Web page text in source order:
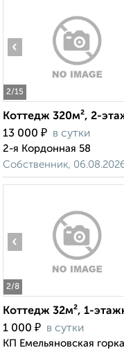
2/15
‹
Коттедж 320м², 2-
13 000 ₽ в сутки
2-я Кордонная 58
Собственник,
2/8
‹
Коттедж 32м², 1-
1 000 ₽ в сутки
КП Емельяновская горка